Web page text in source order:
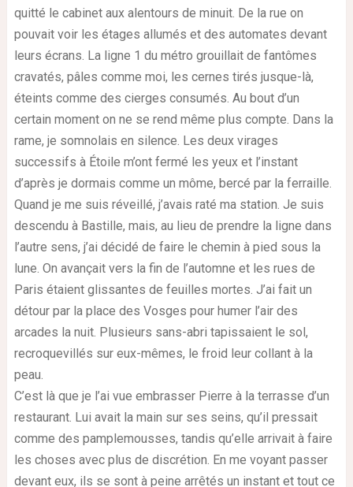
quitté le cabinet aux alentours de minuit. De la rue on
pouvait voir les étages allumés et des automates devant
leurs écrans. La ligne 1 du métro grouillait de fantômes
cravatés, pâles comme moi, les cernes tirés jusque-là,
éteints comme des cierges consumés. Au bout d’un
certain moment on ne se rend même plus compte. Dans la
rame, je somnolais en silence. Les deux virages
successifs à Étoile m’ont fermé les yeux et l’instant
d’après je dormais comme un môme, bercé par la ferraille.
Quand je me suis réveillé, j’avais raté ma station. Je suis
descendu à Bastille, mais, au lieu de prendre la ligne dans
l’autre sens, j’ai décidé de faire le chemin à pied sous la
lune. On avançait vers la fin de l’automne et les rues de
Paris étaient glissantes de feuilles mortes. J’ai fait un
détour par la place des Vosges pour humer l’air des
arcades la nuit. Plusieurs sans-abri tapissaient le sol,
recroquevillés sur eux-mêmes, le froid leur collant à la
peau.
C’est là que je l’ai vue embrasser Pierre à la terrasse d’un
restaurant. Lui avait la main sur ses seins, qu’il pressait
comme des pamplemousses, tandis qu’elle arrivait à faire
les choses avec plus de discrétion. En me voyant passer
devant eux, ils se sont à peine arrêtés un instant et tout ce